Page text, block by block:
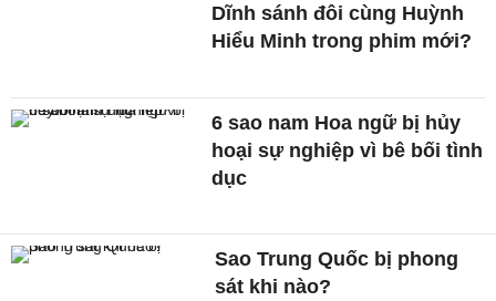
Dĩnh sánh đôi cùng Huỳnh
Hiểu Minh trong phim mới?
6 sao nam Hoa ngữ bị hủy
hoại sự nghiệp vì bê bối tình
dục
Sao Trung Quốc bị phong
sát khi nào?